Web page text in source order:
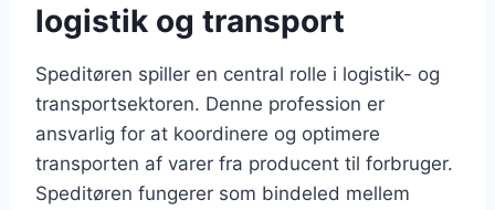
logistik og transport
Speditøren spiller en central rolle i logistik- og
transportsektoren. Denne profession er
ansvarlig for at koordinere og optimere
transporten af varer fra producent til forbruger.
Speditøren fungerer som bindeled mellem